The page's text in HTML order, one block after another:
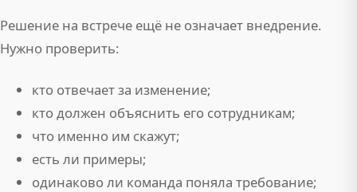
Решение на встрече ещё не означает внедрение.
Нужно проверить:
кто отвечает за изменение;
кто должен объяснить его сотрудникам;
что именно им скажут;
есть ли примеры;
одинаково ли команда поняла требование;